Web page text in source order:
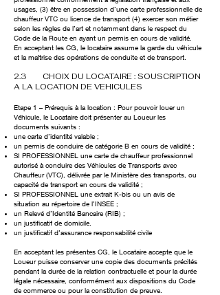
usages, (3) être en possession d’une carte professionnelle de
chauffeur VTC ou licence de transport (4) exercer son métier
selon les règles de l’art et notamment dans le respect du
Code de la Route en ayant un permis en cours de validité.
En acceptant les CG, le locataire assume la garde du véhicule
et la maîtrise des opérations de conduite et de transport.
2.3 CHOIX DU LOCATAIRE : SOUSCRIPTION
A LA LOCATION DE VEHICULES
Etape 1 – Prérequis à la location : Pour pouvoir louer un
Véhicule, le Locataire doit présenter au Loueur les
documents suivants :
une carte d’identité valable ;
un permis de conduire de catégorie B en cours de validité ;
SI PROFESSIONNEL une carte de chauffeur professionnel
autorisé à conduire des Véhicules de Transports avec
Chauffeur (VTC), délivrée par le Ministère des transports, ou
capacité de transport en cours de validité ;
SI PROFESSIONNEL une extrait K-bis ou un avis de
situation au répertoire de l’INSEE ;
un Relevé d’Identité Bancaire (RIB) ;
un justificatif de domicile.
un justificatif d’assurance responsabilité civile
En acceptant les présentes CG, le Locataire accepte que le
Loueur puisse conserver une copie des documents précités
pendant la durée de la relation contractuelle et pour la durée
légale nécessaire, conformément aux dispositions du Code
de commerce ou pour la constitution de preuve.